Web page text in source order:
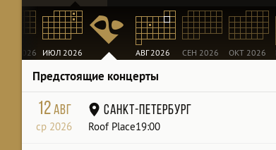
ИЮН 2026 ИЮЛ 2026 АВГ 2026 СЕН 2026 ОКТ 2026
Предстоящие концерты
12авг
ср 2026
Санкт-Петербург
Roof Place19:00